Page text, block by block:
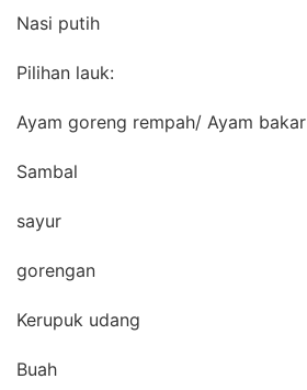
Nasi putih
Pilihan lauk:
Ayam goreng rempah/ Ayam bakar
Sambal
sayur
gorengan
Kerupuk udang
Buah